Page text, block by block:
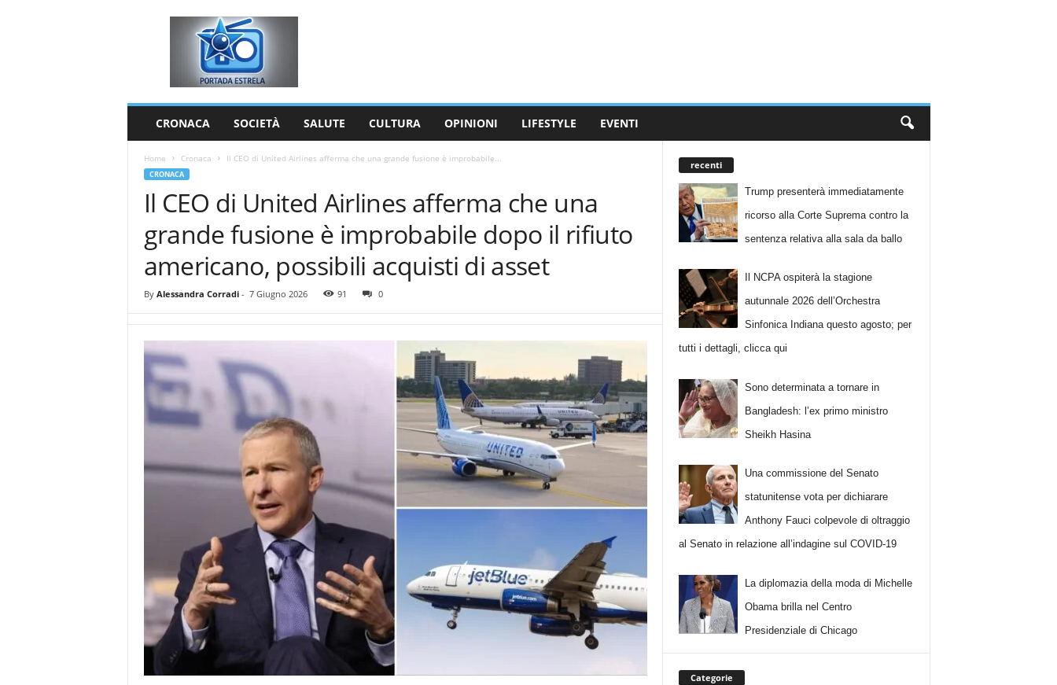
CRONACA SOCIETÀ SALUTE CULTURA OPINIONI LIFESTYLE EVENTI
Home Cronaca Il CEO di United Airlines afferma che una grande fusione è improbabile...
CRONACA
Il CEO di United Airlines afferma che una
grande fusione è improbabile dopo il rifiuto
americano, possibili acquisti di asset
By Alessandra Corradi- 7 Giugno 2026 91 0
recenti
Trump presenterà immediatamente
ricorso alla Corte Suprema contro la
sentenza relativa alla sala da ballo
Il NCPA ospiterà la stagione
autunnale 2026 dell’Orchestra
Sinfonica Indiana questo agosto; per
tutti i dettagli, clicca qui
Sono determinata a tornare in
Bangladesh: l’ex primo ministro
Sheikh Hasina
Una commissione del Senato
statunitense vota per dichiarare
Anthony Fauci colpevole di oltraggio
al Senato in relazione all’indagine sul COVID-19
La diplomazia della moda di Michelle
Obama brilla nel Centro
Presidenziale di Chicago
Categorie